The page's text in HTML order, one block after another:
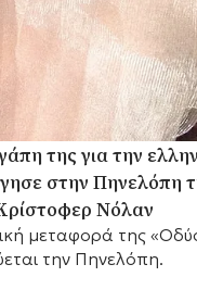
της για την
στην Πηνελόπη
Νόλαν
μεταφορά της
την Πηνελόπη.